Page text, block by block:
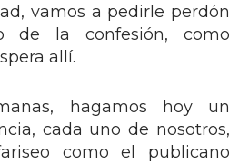
vamos a pedirle perdón
de la confesión, como
allí.
hagamos hoy un
cada uno de nosotros,
como el publicano